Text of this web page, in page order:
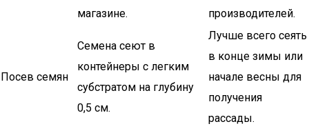
магазине.
производителей.
Посев семян
Семена сеют в
контейнеры с легким
субстратом на глубину
0,5 см.
Лучше всего сеять
в конце зимы или
начале весны для
получения
рассады.